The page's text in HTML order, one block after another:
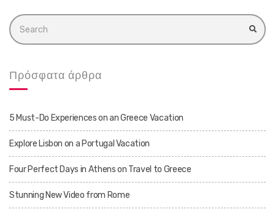
Search
for:
Πρόσφατα άρθρα
5 Must-Do Experiences on an Greece Vacation
Explore Lisbon on a Portugal Vacation
Four Perfect Days in Athens on Travel to Greece
Stunning New Video from Rome